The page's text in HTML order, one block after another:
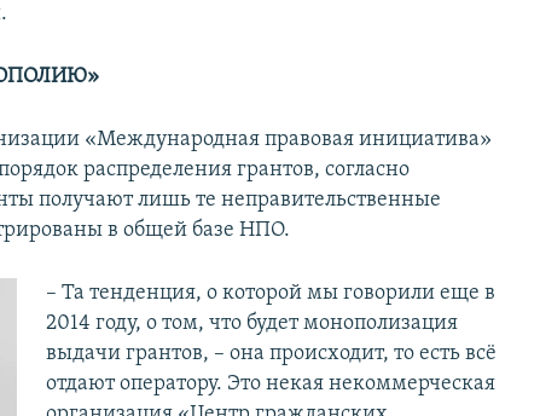
«Международная правовая инициатива»
распределения грантов, согласно
получают лишь те неправительственные
в общей базе НПО.
– Та тенденция, о которой мы говорили еще в
2014 году, о том, что будет монополизация
выдачи грантов, – она происходит, то есть всё
отдают оператору. Это некая некоммерческая